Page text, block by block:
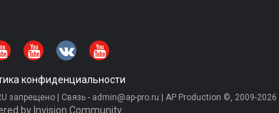
конфиденциальности
запрещено | Связь - admin@ap-pro.ru | AP Production ©, 2009-2026 |
by Invision Community